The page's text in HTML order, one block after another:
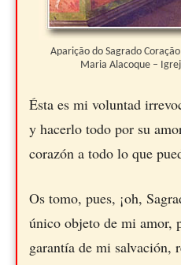
Aparição do Sagrado
Maria Alacoque –
Ésta es mi voluntad
y hacerlo todo por su
corazón a todo lo que
Os tomo, pues, ¡oh,
único objeto de mi amor,
garantía de mi salvación,